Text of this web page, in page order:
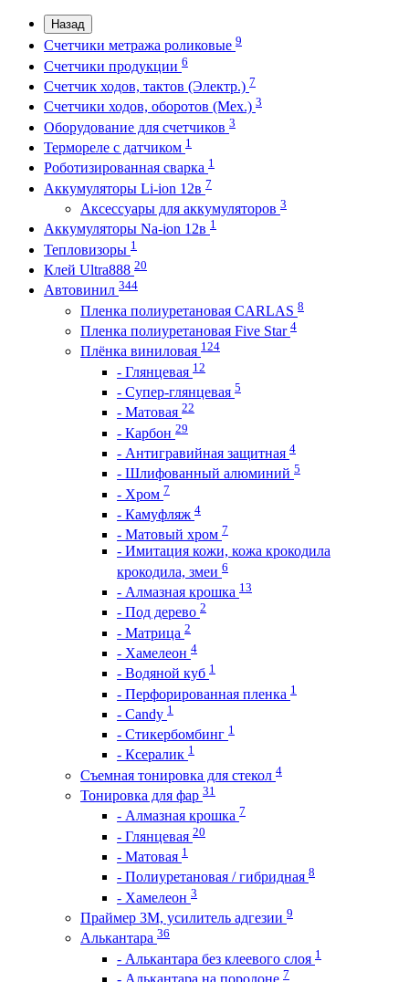
Назад
Счетчики метража роликовые 9
Счетчики продукции 6
Счетчик ходов, тактов (Электр.) 7
Счетчики ходов, оборотов (Мех.) 3
Оборудование для счетчиков 3
Термореле с датчиком 1
Роботизированная сварка 1
Аккумуляторы Li-ion 12в 7
Аксессуары для аккумуляторов 3
Аккумуляторы Na-ion 12в 1
Тепловизоры 1
Клей Ultra888 20
Автовинил 344
Пленка полиуретановая CARLAS 8
Пленка полиуретановая Five Star 4
Плёнка виниловая 124
- Глянцевая 12
- Супер-глянцевая 5
- Матовая 22
- Карбон 29
- Антигравийная защитная 4
- Шлифованный алюминий 5
- Хром 7
- Камуфляж 4
- Матовый хром 7
- Имитация кожи, кожа крокодила
крокодила, змеи 6
- Алмазная крошка 13
- Под дерево 2
- Матрица 2
- Хамелеон 4
- Водяной куб 1
- Перфорированная пленка 1
- Candy 1
- Стикербомбинг 1
- Ксералик 1
Съемная тонировка для стекол 4
Тонировка для фар 31
- Алмазная крошка 7
- Глянцевая 20
- Матовая 1
- Полиуретановая / гибридная 8
- Хамелеон 3
Праймер 3М, усилитель адгезии 9
Алькантара 36
- Алькантара без клеевого слоя 1
- Алькантара на поролоне 7